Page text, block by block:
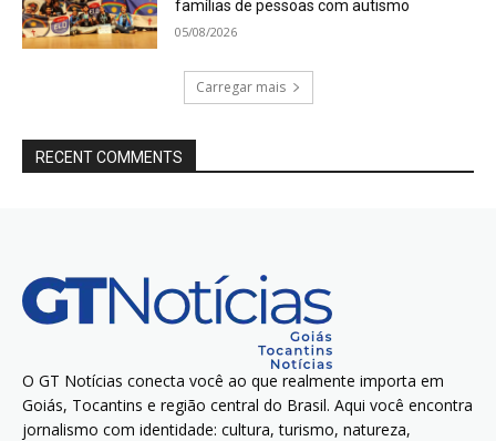
famílias de pessoas com autismo
05/08/2026
Carregar mais
RECENT COMMENTS
O GT Notícias conecta você ao que realmente importa em
Goiás, Tocantins e região central do Brasil. Aqui você encontra
jornalismo com identidade: cultura, turismo, natureza,